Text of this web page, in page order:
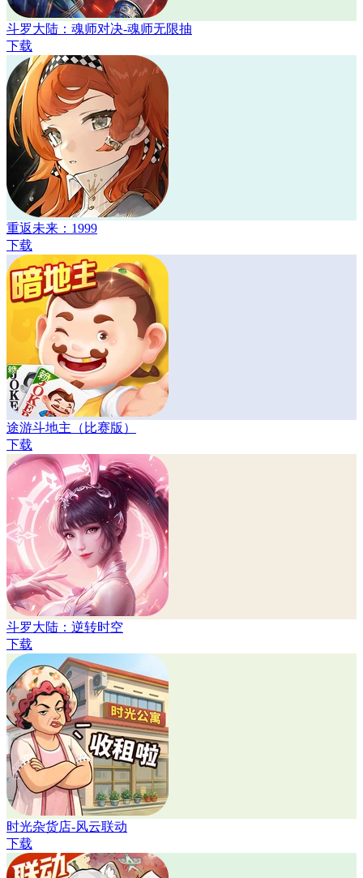
斗罗大陆：魂师对决-魂师无限抽
下载
重返未来：1999
下载
途游斗地主（比赛版）
下载
斗罗大陆：逆转时空
下载
时光杂货店-风云联动
下载